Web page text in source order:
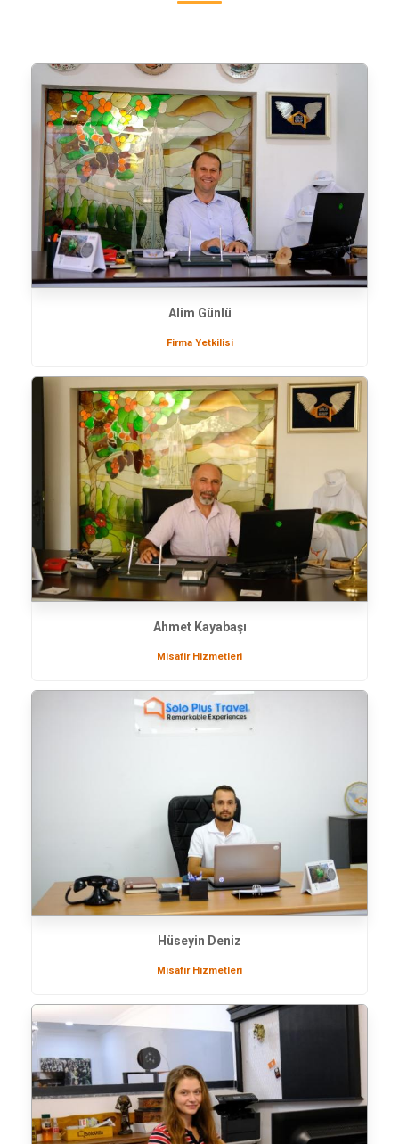
Alim Günlü
Firma Yetkilisi
Ahmet Kayabaşı
Misafir Hizmetleri
Hüseyin Deniz
Misafir Hizmetleri